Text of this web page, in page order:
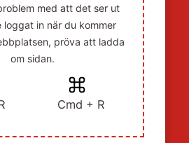
med att det ser ut
loggat in när du kommer
pröva att ladda
om sidan.
Cmd + R